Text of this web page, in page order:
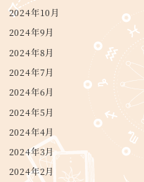
2024年10月
2024年9月
2024年8月
2024年7月
2024年6月
2024年5月
2024年4月
2024年3月
2024年2月